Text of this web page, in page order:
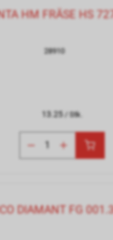
HM FRÄSE HS
28910
13.25/ Stk.
DIAMANT FG